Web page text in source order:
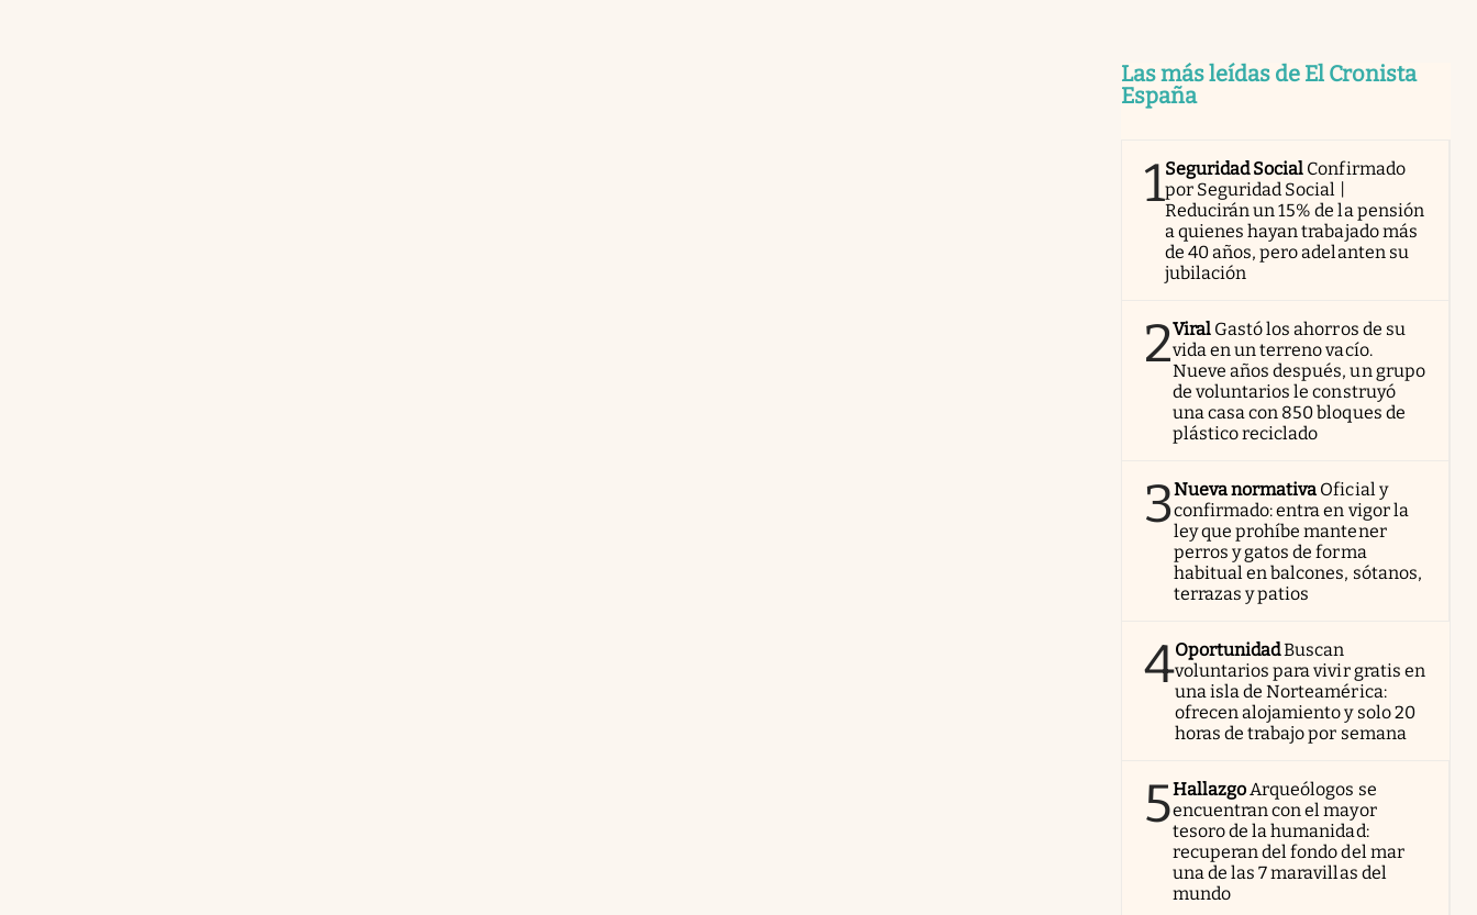
Las más leídas de El Cronista
España
1Seguridad Social Confirmado
por Seguridad Social |
Reducirán un 15% de la pensión
a quienes hayan trabajado más
de 40 años, pero adelanten su
jubilación
2Viral Gastó los ahorros de su
vida en un terreno vacío.
Nueve años después, un grupo
de voluntarios le construyó
una casa con 850 bloques de
plástico reciclado
3Nueva normativa Oficial y
confirmado: entra en vigor la
ley que prohíbe mantener
perros y gatos de forma
habitual en balcones, sótanos,
terrazas y patios
4OportunidadBuscan
voluntarios para vivir gratis en
una isla de Norteamérica:
ofrecen alojamiento y solo 20
horas de trabajo por semana
5Hallazgo Arqueólogos se
encuentran con el mayor
tesoro de la humanidad:
recuperan del fondo del mar
una de las 7 maravillas del
mundo